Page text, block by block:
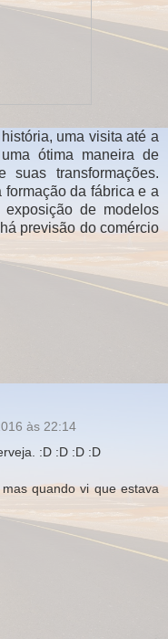
uma visita até a
ótima maneira de
transformações.
da fábrica e a
de modelos
previsão do comércio
às 22:14
:D :D :D :D
quando vi que estava